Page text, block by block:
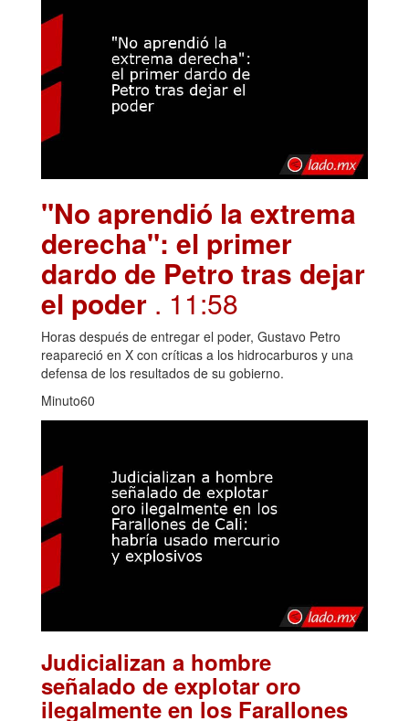
"No aprendió la extrema
derecha": el primer
dardo de Petro tras dejar
el poder . 11:58
Horas después de entregar el poder, Gustavo Petro
reapareció en X con críticas a los hidrocarburos y una
defensa de los resultados de su gobierno.
Minuto60
Judicializan a hombre
señalado de explotar oro
ilegalmente en los Farallones